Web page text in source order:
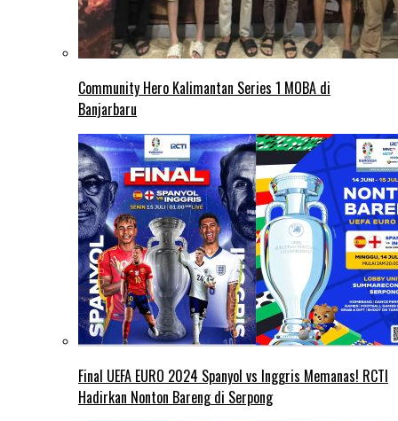
Community Hero Kalimantan Series 1 MOBA di
Banjarbaru
Final UEFA EURO 2024 Spanyol vs Inggris Memanas! RCTI
Hadirkan Nonton Bareng di Serpong